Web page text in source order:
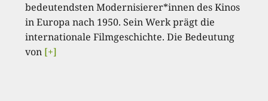
bedeutendsten Modernisierer*innen des Kinos
in Europa nach 1950. Sein Werk prägt die
internationale Filmgeschichte. Die Bedeutung
von [+]